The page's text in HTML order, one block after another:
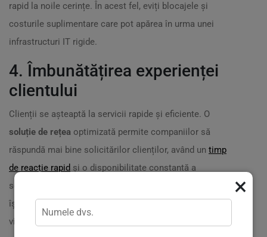
rapid la noile cerințe. În acest fel, eviți blocajele și
costurile suplimentare care pot apărea în urma unei
infrastructuri IT rigide.
4. Îmbunătățirea experienței
clientului
Clienții se așteaptă la servicii rapide și eficiente. O
soluție de rețea optimizată permite companiilor să
răspundă mai bine solicitărilor clienților, având un timp
de reacție rapid și o disponibilitate constantă a
serviciilor. De exemplu, o companie de e-commerce care
își modernizează rețeaua poate ajunge să își dubleze
viteza de procesare a comenzilor, îmbunătățind astfel
×